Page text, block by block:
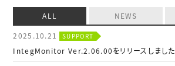
ALL NEWS
2025.10.21
SUPPORT
IntegMonitor Ver.2.06.00をリリースしました